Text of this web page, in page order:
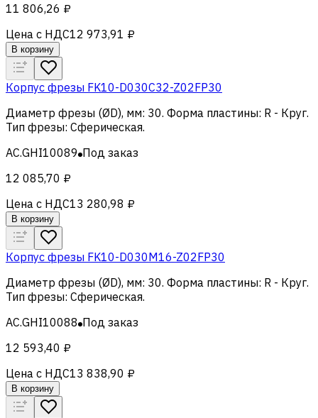
11 806,26 ₽
Цена с НДС12 973,91 ₽
В корзину
Корпус фрезы FK10-D030C32-Z02FP30
Диаметр фрезы (ØD), мм: 30. Форма пластины: R - Круг.
Тип фрезы: Сферическая.
AC.GHI10089 Под заказ
12 085,70 ₽
Цена с НДС13 280,98 ₽
В корзину
Корпус фрезы FK10-D030M16-Z02FP30
Диаметр фрезы (ØD), мм: 30. Форма пластины: R - Круг.
Тип фрезы: Сферическая.
AC.GHI10088 Под заказ
12 593,40 ₽
Цена с НДС13 838,90 ₽
В корзину